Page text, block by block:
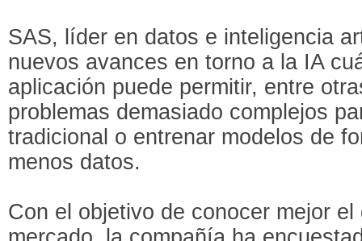
SAS, líder en datos e inteligencia
nuevos avances en torno a la IA
aplicación puede permitir, entre
problemas demasiado complejos
tradicional o entrenar modelos de
menos datos.
Con el objetivo de conocer mejor